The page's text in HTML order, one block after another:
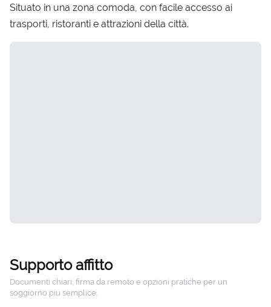
Situato in una zona comoda, con facile accesso ai
trasporti, ristoranti e attrazioni della città.
Supporto affitto
Documenti chiari, firma da remoto e opzioni pratiche per un
soggiorno piu semplice.